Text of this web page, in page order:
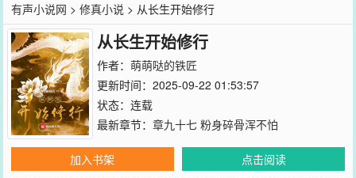
有声小说网 >修真小说 > 从长生开始修行
从长生开始修行
作者： 萌萌哒的铁匠
更新时间：2025-09-22 01:53:57
状态：连载
最新章节： 章九十七 粉身碎骨浑不怕
加入书架
点击阅读